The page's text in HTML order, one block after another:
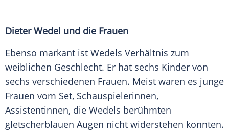
Dieter Wedel und die Frauen
Ebenso markant ist Wedels Verhältnis zum
weiblichen Geschlecht. Er hat sechs Kinder von
sechs verschiedenen Frauen. Meist waren es junge
Frauen vom Set, Schauspielerinnen,
Assistentinnen, die Wedels berühmten
gletscherblauen Augen nicht widerstehen konnten.